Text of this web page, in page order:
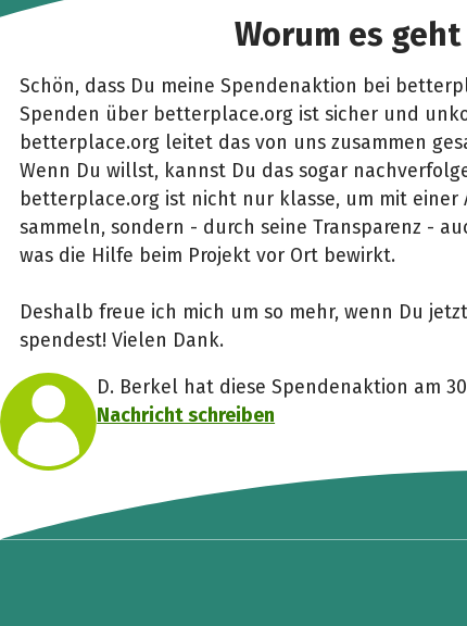
Worum es geht
Schön, dass Du meine Spendenaktion bei
Spenden über betterplace.org ist sicher und
betterplace.org leitet das von uns zusammen
Wenn Du willst, kannst Du das sogar
betterplace.org ist nicht nur klasse, um mit einer
sammeln, sondern - durch seine Transparenz -
was die Hilfe beim Projekt vor Ort bewirkt.
Deshalb freue ich mich um so mehr, wenn Du
spendest! Vielen Dank.
D. Berkel hat diese Spendenaktion am
Nachricht schreiben